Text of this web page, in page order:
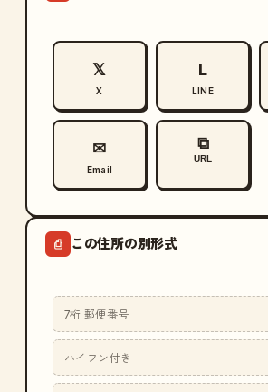
𝕏
X
L
LINE
✉
Email
⧉
URL
⎙ この住所の別形式
7桁 郵便番号
ハイフン付き